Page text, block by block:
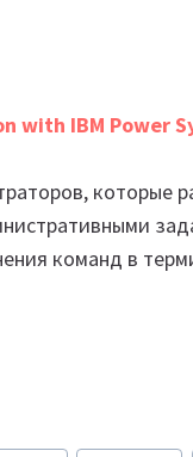
IBM Power
которые
команд в